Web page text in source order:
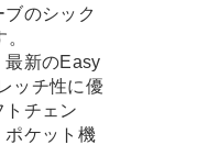
のシック
最新のEasy
ッチ性に優
トチェン
ポケット機